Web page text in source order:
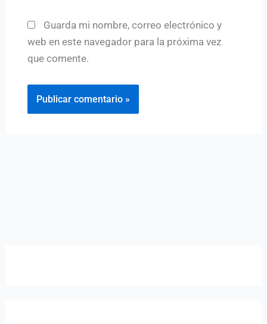
Guarda mi nombre, correo electrónico y
web en este navegador para la próxima vez
que comente.